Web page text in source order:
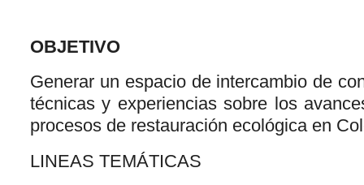
OBJETIVO
Generar un espacio de intercambio de
técnicas y experiencias sobre los
procesos de restauración ecológica en
LINEAS TEMÁTICAS